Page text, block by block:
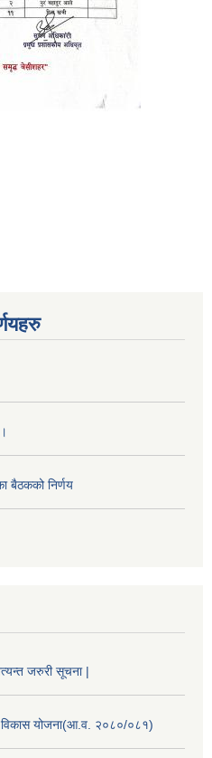
बैठकको निर्णय
जरुरी सूचना |
विकास योजना(आ.व. २०८०/०८१)